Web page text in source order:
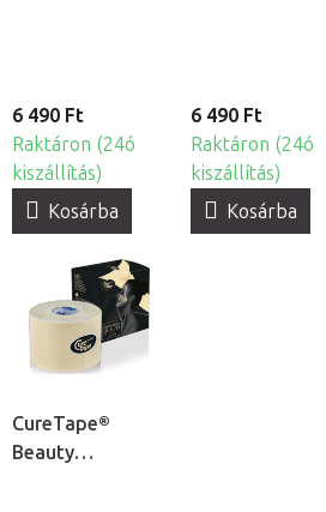
6 490 Ft
Raktáron (24ó
kiszállítás)
Kosárba
6 490 Ft
Raktáron (24ó
kiszállítás)
Kosárba
CureTape®
Beauty